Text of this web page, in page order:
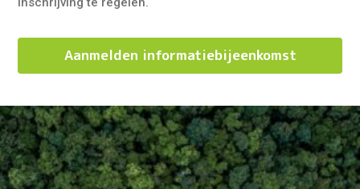
Aanmelden informatiebijeenkomst